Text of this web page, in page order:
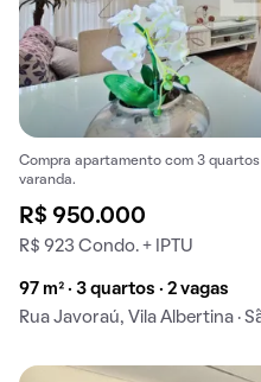
Compra apartamento com 3
varanda.
R$ 950.000
R$ 923 Condo. + IPTU
97 m² · 3 quartos · 2 vagas
Rua Javoraú, Vila Albertina ·